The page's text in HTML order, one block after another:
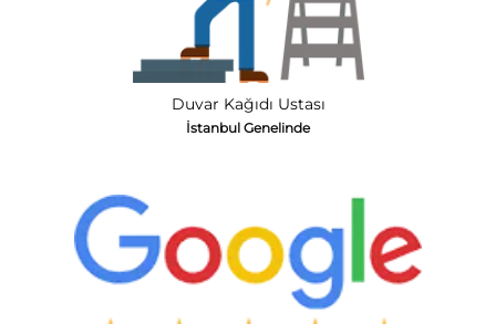
Duvar Kağıdı Ustası
İstanbul Genelinde